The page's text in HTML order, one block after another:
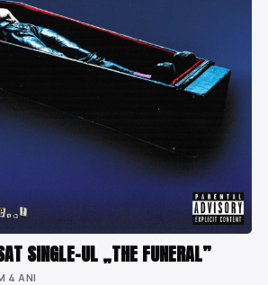
SINGLE-UL „THE FUNERAL”
4 ANI